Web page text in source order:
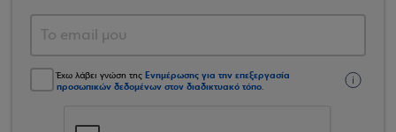
Έχω λάβει γνώση της Ενημέρωσης για την επεξεργασία
προσωπικών δεδομένων στον διαδικτυακό τόπο.